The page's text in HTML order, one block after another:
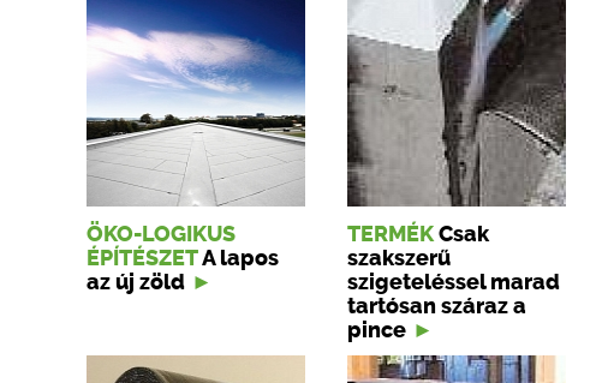
ÖKO-LOGIKUS
ÉPÍTÉSZETA lapos
az új zöld
TERMÉK Csak
szakszerű
szigeteléssel marad
tartósan száraz a
pince